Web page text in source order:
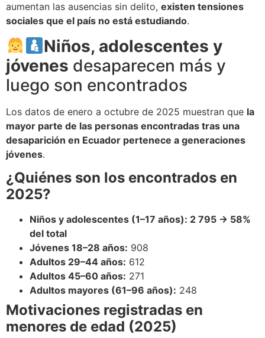
aumentan las ausencias sin delito, existen tensiones
sociales que el país no está estudiando.
Niños, adolescentes y
jóvenes desaparecen más y
luego son encontrados
Los datos de enero a octubre de 2025 muestran que la
mayor parte de las personas encontradas tras una
desaparición en Ecuador pertenece a generaciones
jóvenes.
¿Quiénes son los encontrados en
2025?
Niños y adolescentes (1–17 años): 2 795 → 58%
del total
Jóvenes 18–28 años: 908
Adultos 29–44 años: 612
Adultos 45–60 años: 271
Adultos mayores (61–96 años): 248
Motivaciones registradas en
menores de edad (2025)